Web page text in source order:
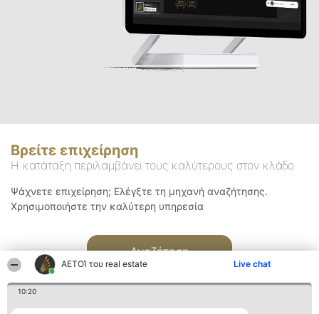
ΑΕΤΟΊ του real estate Live chat
10:20
Βρείτε επιχείρηση
Η κατάταξη περιλαμβάνει τους καλύτερους στον κλάδο
Ψάχνετε επιχείρηση; Ελέγξτε τη μηχανή αναζήτησης.
Χρησιμοποιήστε την καλύτερη υπηρεσία
Αναζήτηση